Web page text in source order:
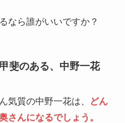
なら誰がいいですか？
斐のある、中野一花
気質の中野一花は、
どん
さんになるでしょう。